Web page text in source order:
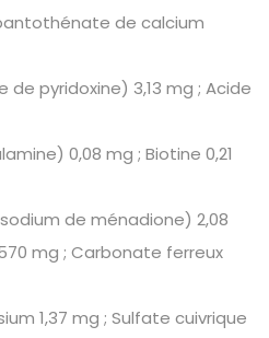
de calcium
pyridoxine) 3,13 mg ; Acide
0,08 mg ; Biotine 0,21
de ménadione) 2,08
mg ; Carbonate ferreux
1,37 mg ; Sulfate cuivrique